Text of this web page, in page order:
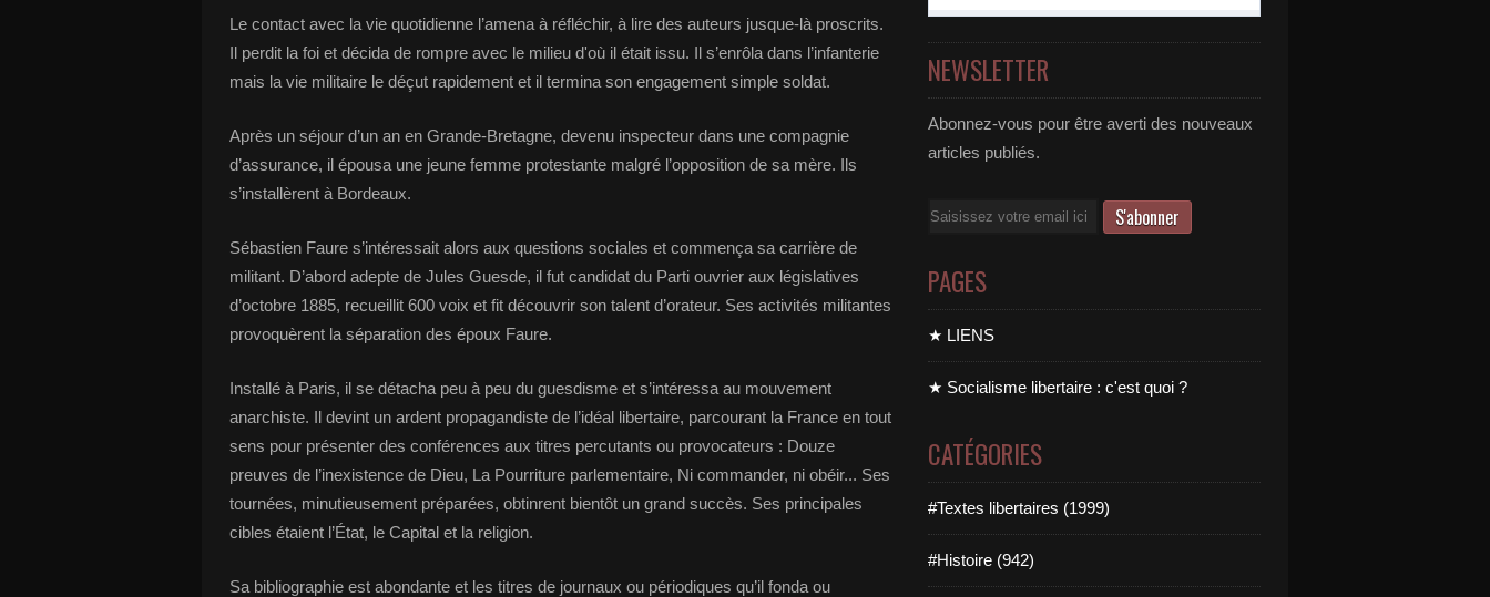
Le contact avec la vie quotidienne l’amena à réfléchir, à lire des auteurs jusque-là proscrits.
Il perdit la foi et décida de rompre avec le milieu d'où il était issu. Il s’enrôla dans l’infanterie
mais la vie militaire le déçut rapidement et il termina son engagement simple soldat.
Après un séjour d’un an en Grande-Bretagne, devenu inspecteur dans une compagnie
d’assurance, il épousa une jeune femme protestante malgré l’opposition de sa mère. Ils
s’installèrent à Bordeaux.
Sébastien Faure s’intéressait alors aux questions sociales et commença sa carrière de
militant. D’abord adepte de Jules Guesde, il fut candidat du Parti ouvrier aux législatives
d’octobre 1885, recueillit 600 voix et fit découvrir son talent d’orateur. Ses activités militantes
provoquèrent la séparation des époux Faure.
Installé à Paris, il se détacha peu à peu du guesdisme et s’intéressa au mouvement
anarchiste. Il devint un ardent propagandiste de l’idéal libertaire, parcourant la France en tout
sens pour présenter des conférences aux titres percutants ou provocateurs : Douze
preuves de l’inexistence de Dieu, La Pourriture parlementaire, Ni commander, ni obéir... Ses
tournées, minutieusement préparées, obtinrent bientôt un grand succès. Ses principales
cibles étaient l’État, le Capital et la religion.
Sa bibliographie est abondante et les titres de journaux ou périodiques qu’il fonda ou
NEWSLETTER
Abonnez-vous pour être averti des nouveaux
articles publiés.
Email
PAGES
★ LIENS
★ Socialisme libertaire : c'est quoi ?
CATÉGORIES
#Textes libertaires (1999)
#Histoire (942)